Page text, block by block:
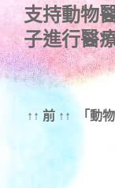
支持動物
子進行醫
↑↑ 前 ↑↑ 「動